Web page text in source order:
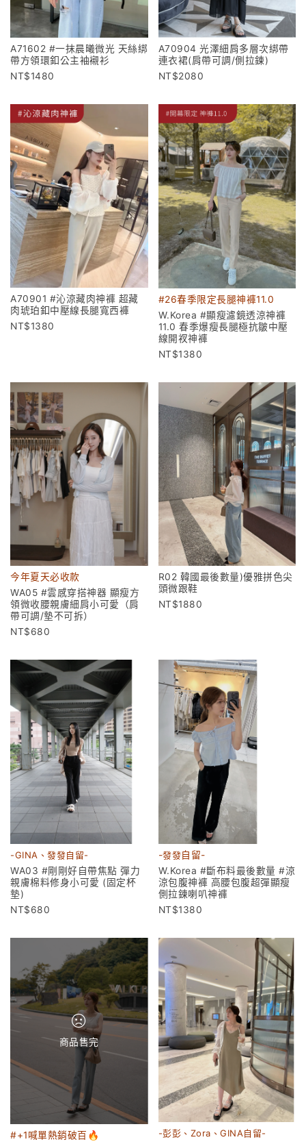
A71602 #一抹晨曦微光 天絲綁
帶方領環釦公主袖襯衫
1480
A70904 光澤細肩多層次綁帶
連衣裙(肩帶可調/側拉鍊)
2080
A70901 #沁涼藏肉神褲 超藏
肉琥珀釦中壓線長腿寬西褲
1380
#26春季限定長腿神褲11.0
W.Korea #顯瘦濾鏡透涼神褲
11.0 春季爆瘦長腿極抗皺中壓
線開衩神褲
1380
今年夏天必收款
WA05 #雲感穿搭神器 顯瘦方
領微收腰親膚細肩小可愛（肩
帶可調/墊不可拆）
680
R02 韓國最後數量)優雅拼色尖
頭微跟鞋
1880
-GINA、發發自留-
WA03 #剛剛好自帶焦點 彈力
親膚棉料修身小可愛 (固定杯
墊)
680
-發發自留-
W.Korea #斷布料最後數量 #涼
涼包腹神褲 高腰包腹超彈顯瘦
側拉鍊喇叭神褲
1380
商品售完
#+1喊單熱銷破百🔥
-彭彭、Zora、GINA自留-